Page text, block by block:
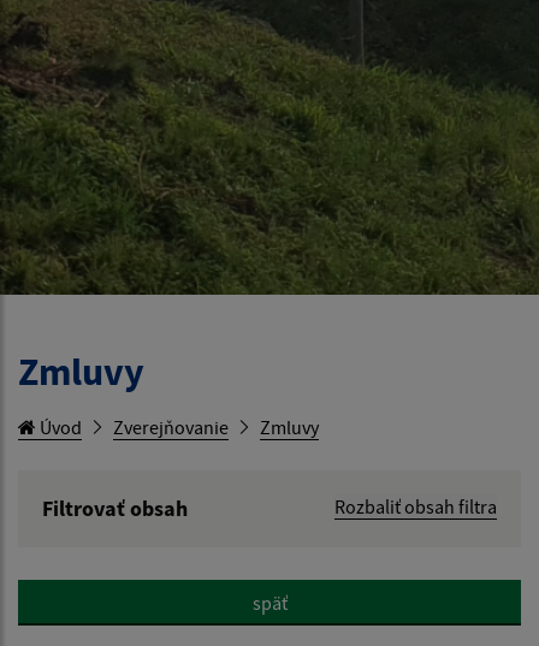
Zmluvy
Úvod Zverejňovanie Zmluvy
Filtrovať obsah
Rozbaliť obsah filtra
Hľadať v:
späť